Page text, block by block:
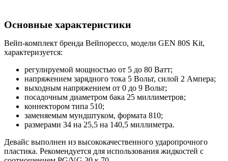
Основные характеристики
Вейп-комплект бренда Вейпорессо, модели GEN 80S Kit,
характеризуется:
регулируемой мощностью от 5 до 80 Ватт;
напряжением зарядного тока 5 Вольт, силой 2 Ампера;
выходным напряжением от 0 до 9 Вольт;
посадочным диаметром бака 25 миллиметров;
коннектором типа 510;
заменяемым мундштуком, формата 810;
размерами 34 на 25,5 на 140,5 миллиметра.
Девайс выполнен из высококачественного ударопрочного
пластика. Рекомендуется для использования жидкостей с